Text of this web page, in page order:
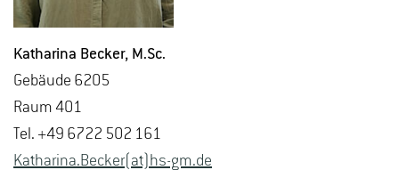
Ka­tha­ri­na Be­cker, M.​Sc.
Ge­bäu­de 6205
Raum 401
Tel. +49 6722 502 161
Ka­tha­ri­na.Be­cker(at)hs-​gm.​de